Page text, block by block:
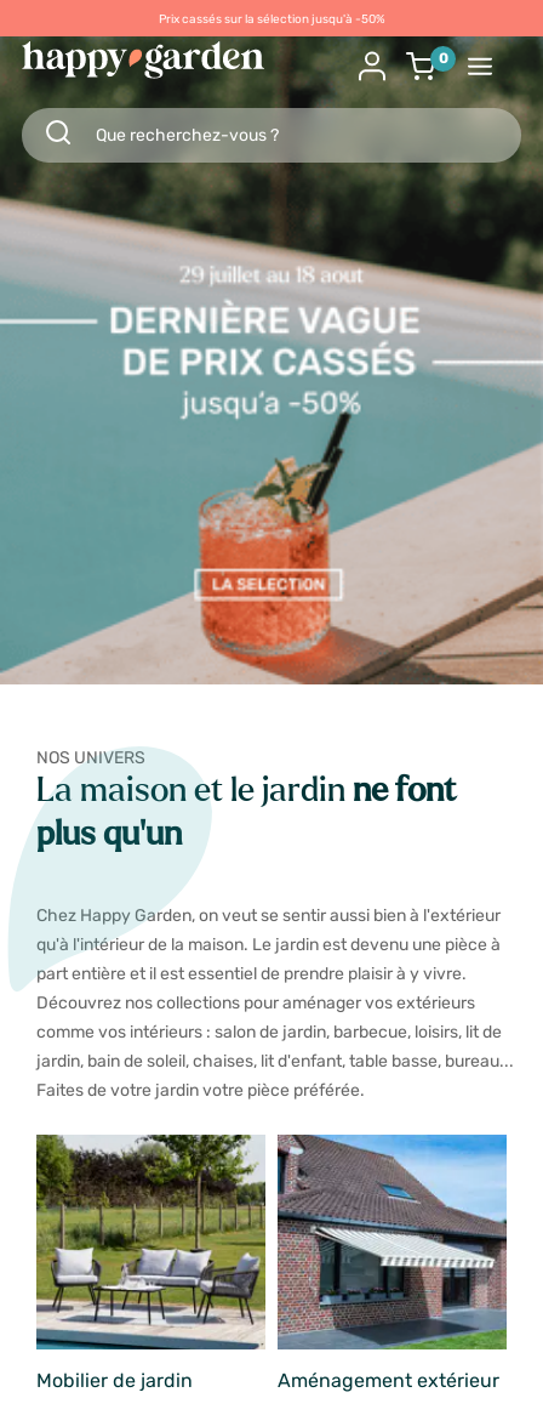
Prix cassés sur la sélection jusqu'à -50%
0
NOS UNIVERS
La maison et le jardin ne font
plus qu'un
Chez Happy Garden, on veut se sentir aussi bien à l'extérieur
qu'à l'intérieur de la maison. Le jardin est devenu une pièce à
part entière et il est essentiel de prendre plaisir à y vivre.
Découvrez nos collections pour aménager vos extérieurs
comme vos intérieurs : salon de jardin, barbecue, loisirs, lit de
jardin, bain de soleil, chaises, lit d'enfant, table basse, bureau...
Faites de votre jardin votre pièce préférée.
Mobilier de jardin Aménagement extérieur